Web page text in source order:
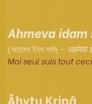
Ahmeva idam
(অহমেব ইদম সর্বম্ — अहमेवा
Moi seul suis tout
Âhytu Kripâ